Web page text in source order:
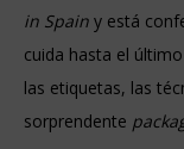
in Spain y está
cuida hasta el
las etiquetas, las
sorprendente